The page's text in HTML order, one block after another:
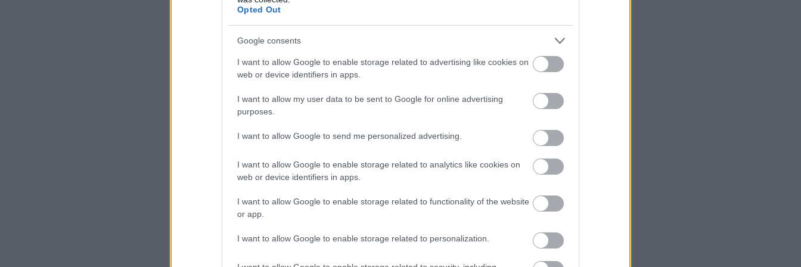
Opted Out
Google consents
I want to allow Google to enable storage related to advertising like cookies on
web or device identifiers in apps.
I want to allow my user data to be sent to Google for online advertising
purposes.
I want to allow Google to send me personalized advertising.
I want to allow Google to enable storage related to analytics like cookies on
web or device identifiers in apps.
I want to allow Google to enable storage related to functionality of the website
or app.
I want to allow Google to enable storage related to personalization.